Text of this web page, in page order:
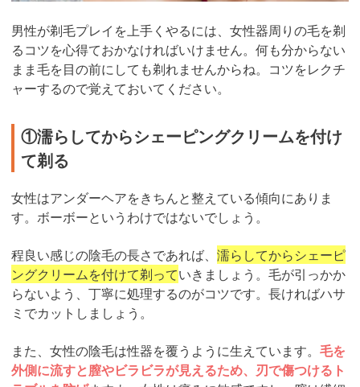
男性が剃毛プレイを上手くやるには、女性器周りの毛を剃
るコツを心得ておかなければいけません。何も分からない
まま毛を目の前にしても剃れませんからね。コツをレクチ
ャーするので覚えておいてください。
①濡らしてからシェーピングクリームを付け
て剃る
女性はアンダーヘアをきちんと整えている傾向にありま
す。ボーボーというわけではないでしょう。
程良い感じの陰毛の長さであれば、 濡らしてからシェーピ
ングクリームを付けて剃っていきましょう。毛が引っかか
らないよう、丁寧に処理するのがコツです。長ければハサ
ミでカットしましょう。
また、女性の陰毛は性器を覆うように生えています。 毛を
外側に流すと膣やビラビラが見えるため、刃で傷つけるト